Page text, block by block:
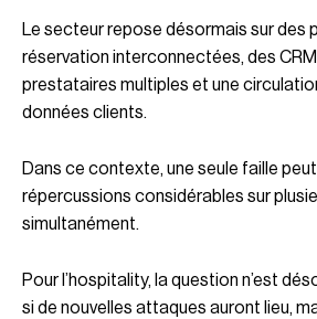
Le secteur repose désormais sur des
réservation interconnectées, des
prestataires multiples et une
données clients.
Dans ce contexte, une seule faille
répercussions considérables sur
simultanément.
Pour l’hospitality, la question n’est
si de nouvelles attaques auront lieu,